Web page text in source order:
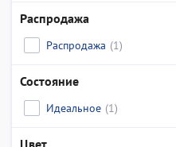
Распродажа
Распродажа (1)
Состояние
Идеальное (1)
Цвет